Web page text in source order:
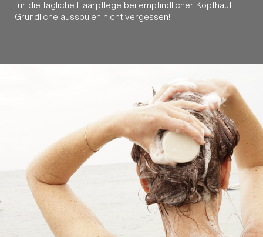
für die tägliche Haarpflege bei empfindlicher Kopfhaut.
Gründliche ausspülen nicht vergessen!